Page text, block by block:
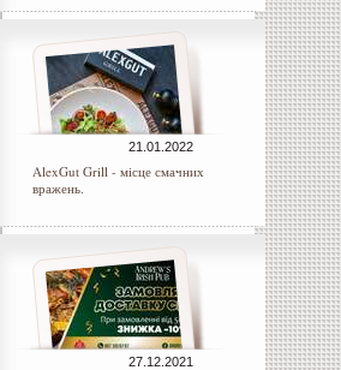
21.01.2022
AlexGut Grill - місце смачних
вражень.
27.12.2021